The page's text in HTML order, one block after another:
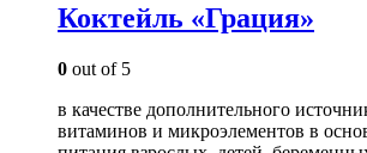
Коктейль «Грация»
0 out of 5
в качестве дополнительного
витаминов и микроэлементов в